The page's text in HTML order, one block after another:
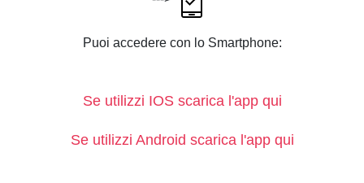
Puoi accedere con lo Smartphone:
Se utilizzi IOS scarica l'app qui
Se utilizzi Android scarica l'app qui